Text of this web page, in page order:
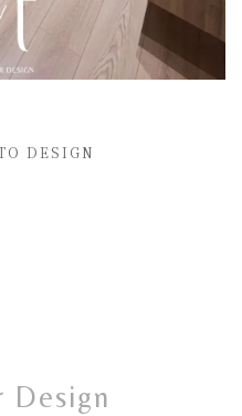
DESIGN
Design